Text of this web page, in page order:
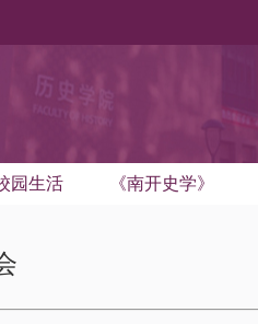
园生活 《南开史学》